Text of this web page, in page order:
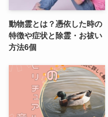
動物霊とは？憑依した時の
特徴や症状と除霊・お祓い
方法6個